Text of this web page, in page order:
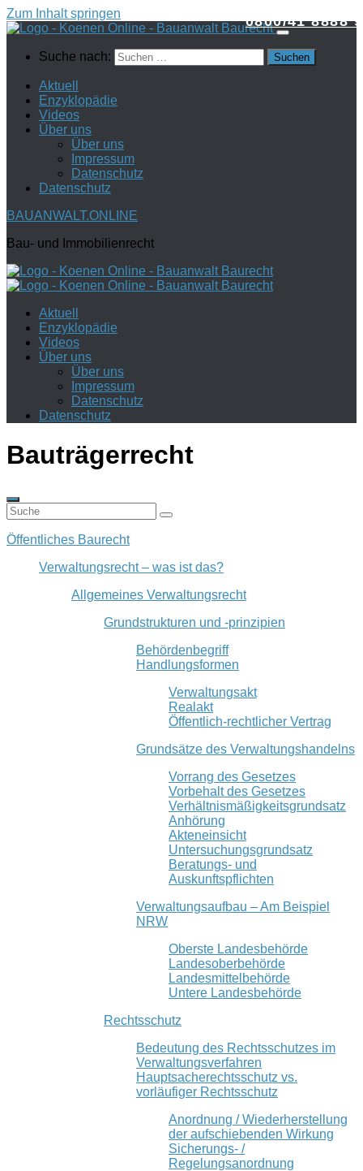
Zum Inhalt springen
Suche nach:
Aktuell
Enzyklopädie
Videos
Über uns
Über uns
Impressum
Datenschutz
Datenschutz
BAUANWALT.ONLINE
Bau- und Immobilienrecht
Aktuell
Enzyklopädie
Videos
Über uns
Über uns
Impressum
Datenschutz
Datenschutz
0800/41 8888 9
Bauträgerrecht
Öffentliches Baurecht
Verwaltungsrecht – was ist das?
Allgemeines Verwaltungsrecht
Grundstrukturen und -prinzipien
Behördenbegriff
Handlungsformen
Verwaltungsakt
Realakt
Öffentlich-rechtlicher Vertrag
Grundsätze des Verwaltungshandelns
Vorrang des Gesetzes
Vorbehalt des Gesetzes
Verhältnismäßigkeitsgrundsatz
Anhörung
Akteneinsicht
Untersuchungsgrundsatz
Beratungs- und
Auskunftspflichten
Verwaltungsaufbau – Am Beispiel
NRW
Oberste Landesbehörde
Landesoberbehörde
Landesmittelbehörde
Untere Landesbehörde
Rechtsschutz
Bedeutung des Rechtsschutzes im
Verwaltungsverfahren
Hauptsacherechtsschutz vs.
vorläufiger Rechtsschutz
Anordnung / Wiederherstellung
der aufschiebenden Wirkung
Sicherungs- /
Regelungsanordnung